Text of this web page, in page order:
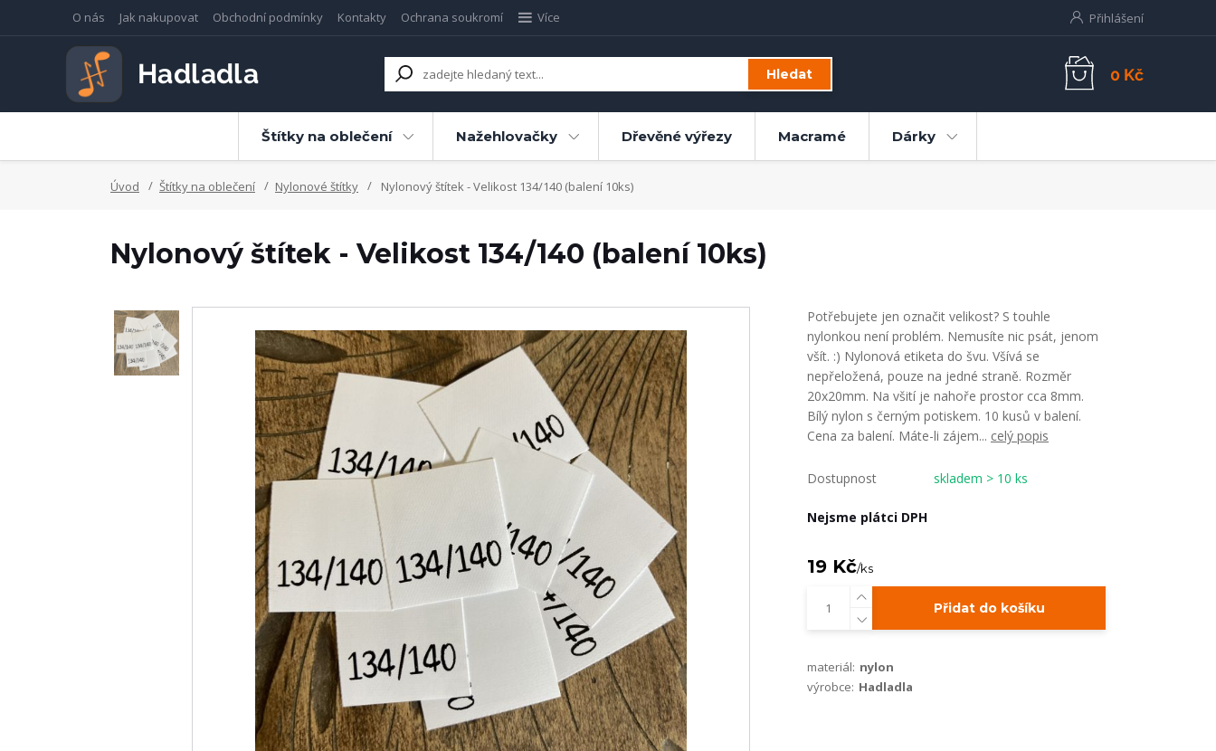
O nás Jak nakupovat Obchodní podmínky Kontakty Ochrana soukromí Více Přihlášení
Hledat 0 Kč
Štítky na oblečení Nažehlovačky Dřevěné výřezy Macramé Dárky
Úvod Štítky na oblečení Nylonové štítky Nylonový štítek - Velikost 134/140 (balení 10ks)
Nylonový štítek - Velikost 134/140 (balení 10ks)
Potřebujete jen označit velikost? S touhle
nylonkou není problém. Nemusíte nic psát, jenom
všít. :) Nylonová etiketa do švu. Všívá se
nepřeložená, pouze na jedné straně. Rozměr
20x20mm. Na všití je nahoře prostor cca 8mm.
Bílý nylon s černým potiskem. 10 kusů v balení.
Cena za balení. Máte-li zájem... celý popis
Dostupnost skladem > 10 ks
Nejsme plátci DPH
19 Kč/ks
Přidat do košíku
materiál: nylon
výrobce: Hadladla